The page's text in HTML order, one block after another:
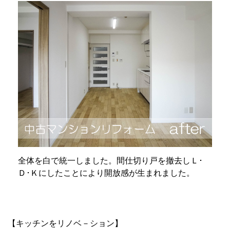
全体を白で統一しました。間仕切り戸を撤去しＬ･
Ｄ･Ｋにしたことにより開放感が生まれました。
【キッチンをリノベ－ション】